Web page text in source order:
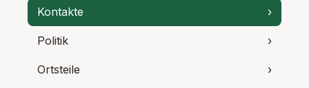
Kontakte ›
Politik ›
Ortsteile ›